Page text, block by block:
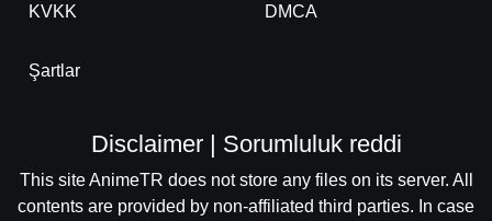
KVKK DMCA
Şartlar
Disclaimer | Sorumluluk reddi
This site AnimeTR does not store any files on its server. All
contents are provided by non-affiliated third parties. In case